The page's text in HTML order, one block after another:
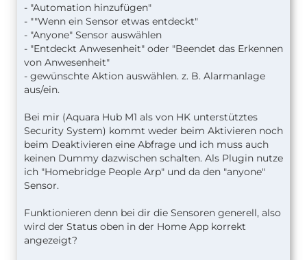
- "Automation hinzufügen"
- ""Wenn ein Sensor etwas entdeckt"
- "Anyone" Sensor auswählen
- "Entdeckt Anwesenheit" oder "Beendet das Erkennen
von Anwesenheit"
- gewünschte Aktion auswählen. z. B. Alarmanlage
aus/ein.
Bei mir (Aquara Hub M1 als von HK unterstütztes
Security System) kommt weder beim Aktivieren noch
beim Deaktivieren eine Abfrage und ich muss auch
keinen Dummy dazwischen schalten. Als Plugin nutze
ich "Homebridge People Arp" und da den "anyone"
Sensor.
Funktionieren denn bei dir die Sensoren generell, also
wird der Status oben in der Home App korrekt
angezeigt?